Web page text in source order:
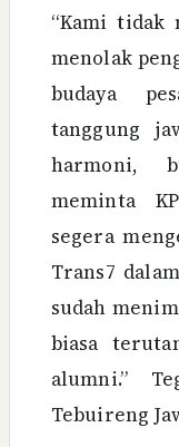
“Kami
menolak
budaya
tanggung
harmoni,
meminta
segera
Trans7
sudah
biasa
alumni.”
Tebuireng